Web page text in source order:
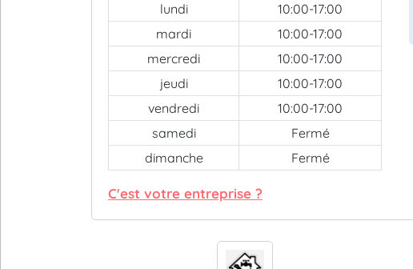
lundi
10:00-17:00
mardi
10:00-17:00
mercredi
10:00-17:00
jeudi
10:00-17:00
vendredi
10:00-17:00
samedi
Fermé
dimanche
Fermé
C'est votre entreprise ?